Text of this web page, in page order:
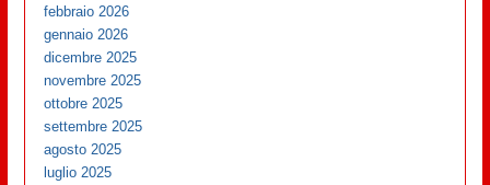
febbraio 2026
gennaio 2026
dicembre 2025
novembre 2025
ottobre 2025
settembre 2025
agosto 2025
luglio 2025